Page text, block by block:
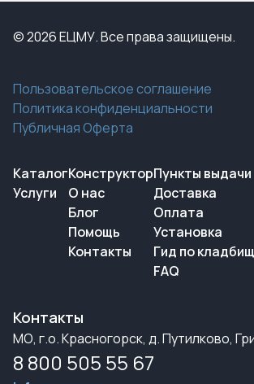
© 2026 ЕЦМУ. Все права защищены.
Пользовательское соглашение
Политика конфиденциальности
Публичная Оферта
Каталог
Услуги
Конструктор
О нас
Блог
Помощь
Контакты
Пункты выдачи
Доставка
Оплата
Установка
Гид по
FAQ
Контакты
МО, г.о. Красногорск, д. Путилково,
8 800 505 55 67